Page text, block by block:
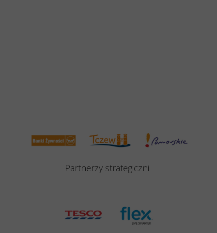
Partnerzy strategiczni